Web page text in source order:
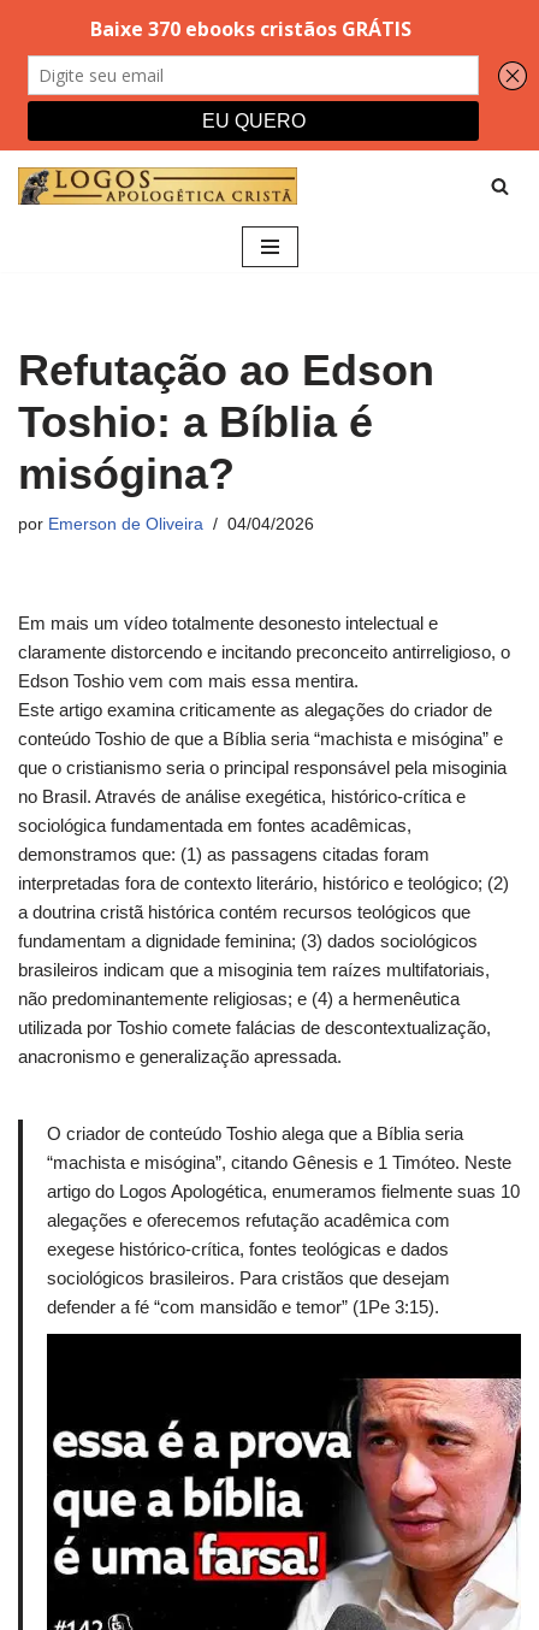
Refutação ao Edson
Toshio: a Bíblia é
misógina?
por Emerson de Oliveira 04/04/2026
Em mais um vídeo totalmente desonesto intelectual e
claramente distorcendo e incitando preconceito antirreligioso, o
Edson Toshio vem com mais essa mentira.
Este artigo examina criticamente as alegações do criador de
conteúdo Toshio de que a Bíblia seria “machista e misógina” e
que o cristianismo seria o principal responsável pela misoginia
no Brasil. Através de análise exegética, histórico-crítica e
sociológica fundamentada em fontes acadêmicas,
demonstramos que: (1) as passagens citadas foram
interpretadas fora de contexto literário, histórico e teológico; (2)
a doutrina cristã histórica contém recursos teológicos que
fundamentam a dignidade feminina; (3) dados sociológicos
brasileiros indicam que a misoginia tem raízes multifatoriais,
não predominantemente religiosas; e (4) a hermenêutica
utilizada por Toshio comete falácias de descontextualização,
anacronismo e generalização apressada.
O criador de conteúdo Toshio alega que a Bíblia seria
“machista e misógina”, citando Gênesis e 1 Timóteo. Neste
artigo do Logos Apologética, enumeramos fielmente suas 10
alegações e oferecemos refutação acadêmica com
exegese histórico-crítica, fontes teológicas e dados
sociológicos brasileiros. Para cristãos que desejam
defender a fé “com mansidão e temor” (1Pe 3:15).